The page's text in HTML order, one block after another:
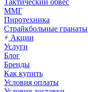
Тактический обвес
ММГ
Пиротехника
Страйкбольные гранаты
Акции
Услуги
Блог
Бренды
Как купить
Условия оплаты